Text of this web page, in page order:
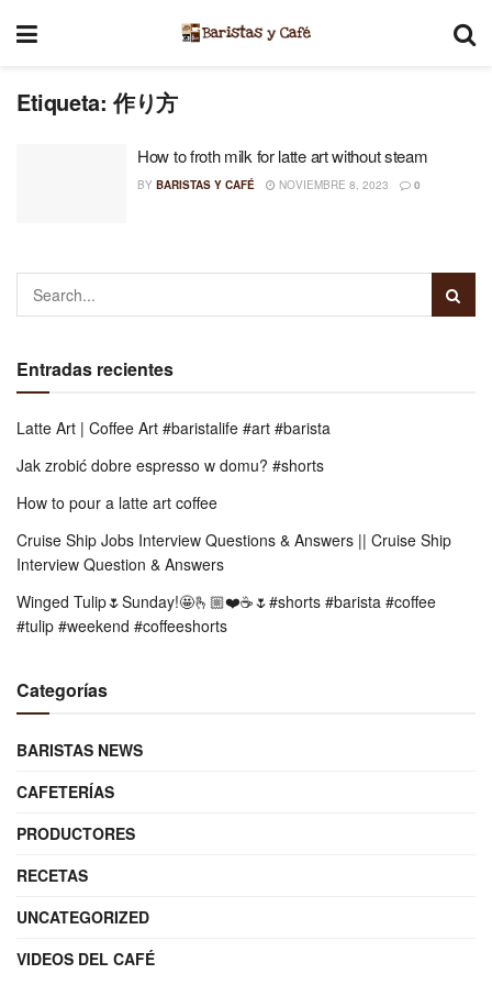
Etiqueta:作り方
How to froth milk for latte art without steam
BY BARISTAS Y CAFÉ NOVIEMBRE 8, 2023 0
Entradas recientes
Latte Art | Coffee Art #baristalife #art #barista
Jak zrobić dobre espresso w domu? #shorts
How to pour a latte art coffee
Cruise Ship Jobs Interview Questions & Answers || Cruise Ship
Interview Question & Answers
Winged Tulip🌷Sunday!🤩🫰🏼❤️☕️🌷#shorts #barista #coffee
#tulip #weekend #coffeeshorts
Categorías
BARISTAS NEWS
CAFETERÍAS
PRODUCTORES
RECETAS
UNCATEGORIZED
VIDEOS DEL CAFÉ